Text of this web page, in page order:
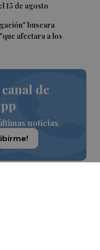
15 de agosto
buscara
afectara a los
de
noticias